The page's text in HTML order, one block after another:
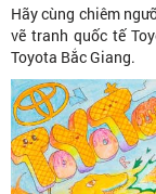
Hãy cùng chiêm
vẽ tranh quốc tế
Toyota Bắc Giang.